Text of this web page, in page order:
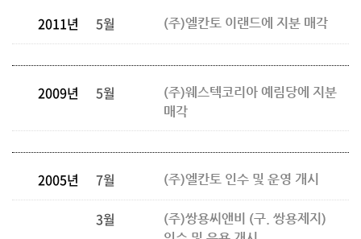
2011년 5월 (주)엘칸토 이랜드에 지분 매각
2009년 5월
(주)웨스텍코리아 예림당에 지분
매각
2005년 7월 (주)엘칸토 인수 및 운영 개시
3월
(주)쌍용씨앤비 (구. 쌍용제지)